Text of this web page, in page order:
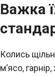
Важка
Колись
м’ясо,